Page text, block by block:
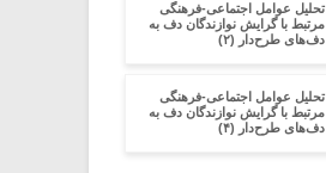
تحلیل عوامل اجتماعی-فرهنگی
مرتبط با گرایش نوازندگان دف به
دف‌های طرح‌دار (۲)
تحلیل عوامل اجتماعی-فرهنگی
مرتبط با گرایش نوازندگان دف به
دف‌های طرح‌دار (۴)